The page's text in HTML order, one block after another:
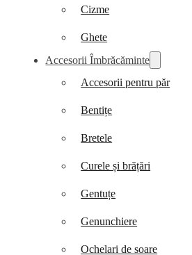
Cizme
Ghete
Accesorii Îmbrăcăminte
Accesorii pentru păr
Bentițe
Bretele
Curele și brățări
Gentuțe
Genunchiere
Ochelari de soare